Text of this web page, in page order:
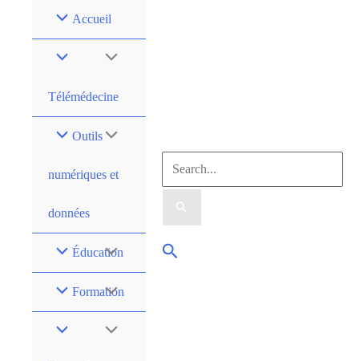
Accueil
Télémédecine
Outils
numériques et
données
Éducation
Formation